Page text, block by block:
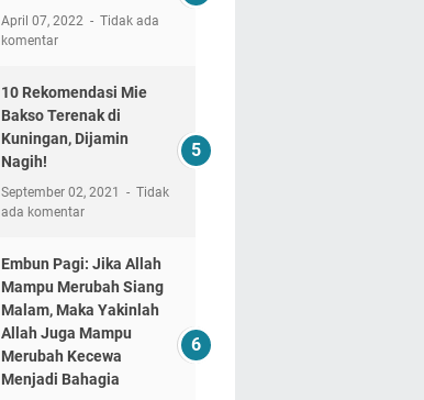
April 07, 2022
Tidak ada
komentar
10 Rekomendasi Mie
Bakso Terenak di
Kuningan, Dijamin
Nagih!
September 02, 2021
Tidak
ada komentar
Embun Pagi: Jika Allah
Mampu Merubah Siang
Malam, Maka Yakinlah
Allah Juga Mampu
Merubah Kecewa
Menjadi Bahagia